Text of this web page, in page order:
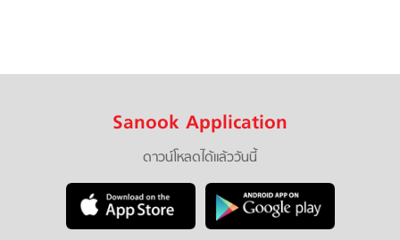
Sanook Application
ดาวน์โหลดได้แล้ววันนี้